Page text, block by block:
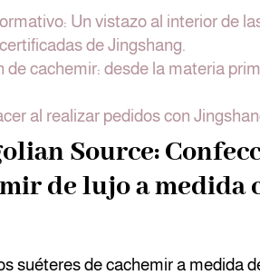
Un vistazo al interior de
de Jingshang.
de cachemir: desde la materia
al realizar pedidos con
Source:
de lujo a medida
suéteres de cachemir a medida